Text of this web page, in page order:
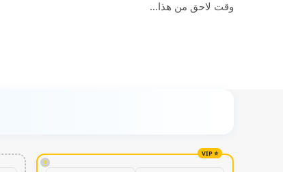
وقت لاحق من هذا…
!